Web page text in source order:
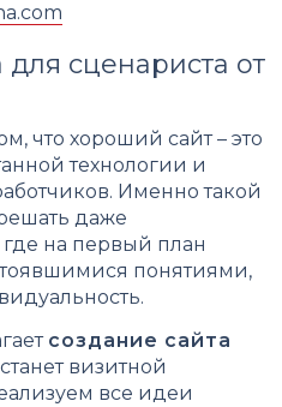
для сценариста от
что хороший сайт – это
технологии и
Именно такой
даже
на первый план
понятиями,
создание сайта
визитной
все идеи